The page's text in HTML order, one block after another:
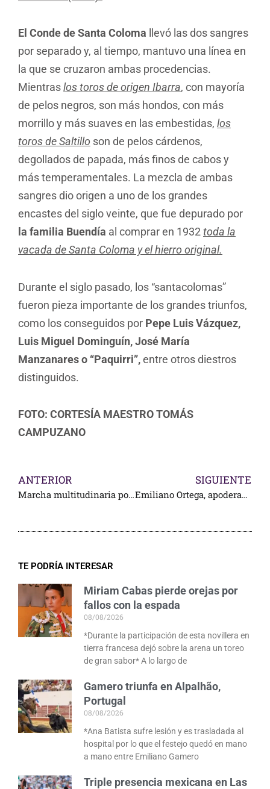
El Conde de Santa Coloma llevó las dos sangres
por separado y, al tiempo, mantuvo una línea en
la que se cruzaron ambas procedencias.
Mientraslos toros de origen Ibarra, con mayoría
de pelos negros, son más hondos, con más
morrillo y más suaves en las embestidas, los
toros de Saltillo son de pelos cárdenos,
degollados de papada, más finos de cabos y
más temperamentales. La mezcla de ambas
sangres dio origen a uno de los grandes
encastes del siglo veinte, que fue depurado por
la familia Buendía al comprar en 1932toda la
vacada de Santa Coloma y el hierro original.
Durante el siglo pasado, los “santacolomas”
fueron pieza importante de los grandes triunfos,
como los conseguidos por Pepe Luis Vázquez,
Luis Miguel Dominguín, José María
Manzanares o “Paquirri”,entre otros diestros
distinguidos.
FOTO: CORTESÍA MAESTRO TOMÁS
CAMPUZANO
ANTERIOR
Marcha multitudinaria por las Tradiciones Mexicanas
SIGUIENTE
Emiliano Ortega, apoderado por Rafael Peralta
TE PODRÍA INTERESAR
Miriam Cabas pierde orejas por
fallos con la espada
08/08/2026
*Durante la participación de esta novillera en
tierra francesa dejó sobre la arena un toreo
de gran sabor* A lo largo de
Gamero triunfa en Alpalhão,
Portugal
08/08/2026
*Ana Batista sufre lesión y es trasladada al
hospital por lo que el festejo quedó en mano
a mano entre Emiliano Gamero
Triple presencia mexicana en Las